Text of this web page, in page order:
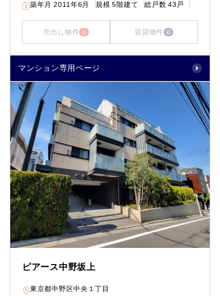
築年月 2011年6月 規模 5階建て 総戸数 43戸
売出し物件 0 賃貸物件 0
マンション専用ページ
ピアース中野坂上
東京都中野区中央１丁目